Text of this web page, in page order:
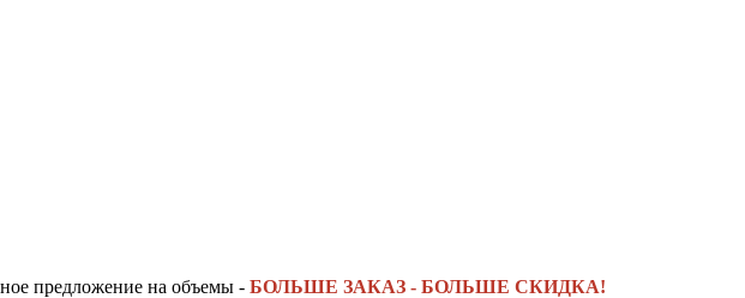
предложение на объемы - БОЛЬШЕ ЗАКАЗ - БОЛЬШЕ СКИДКА!